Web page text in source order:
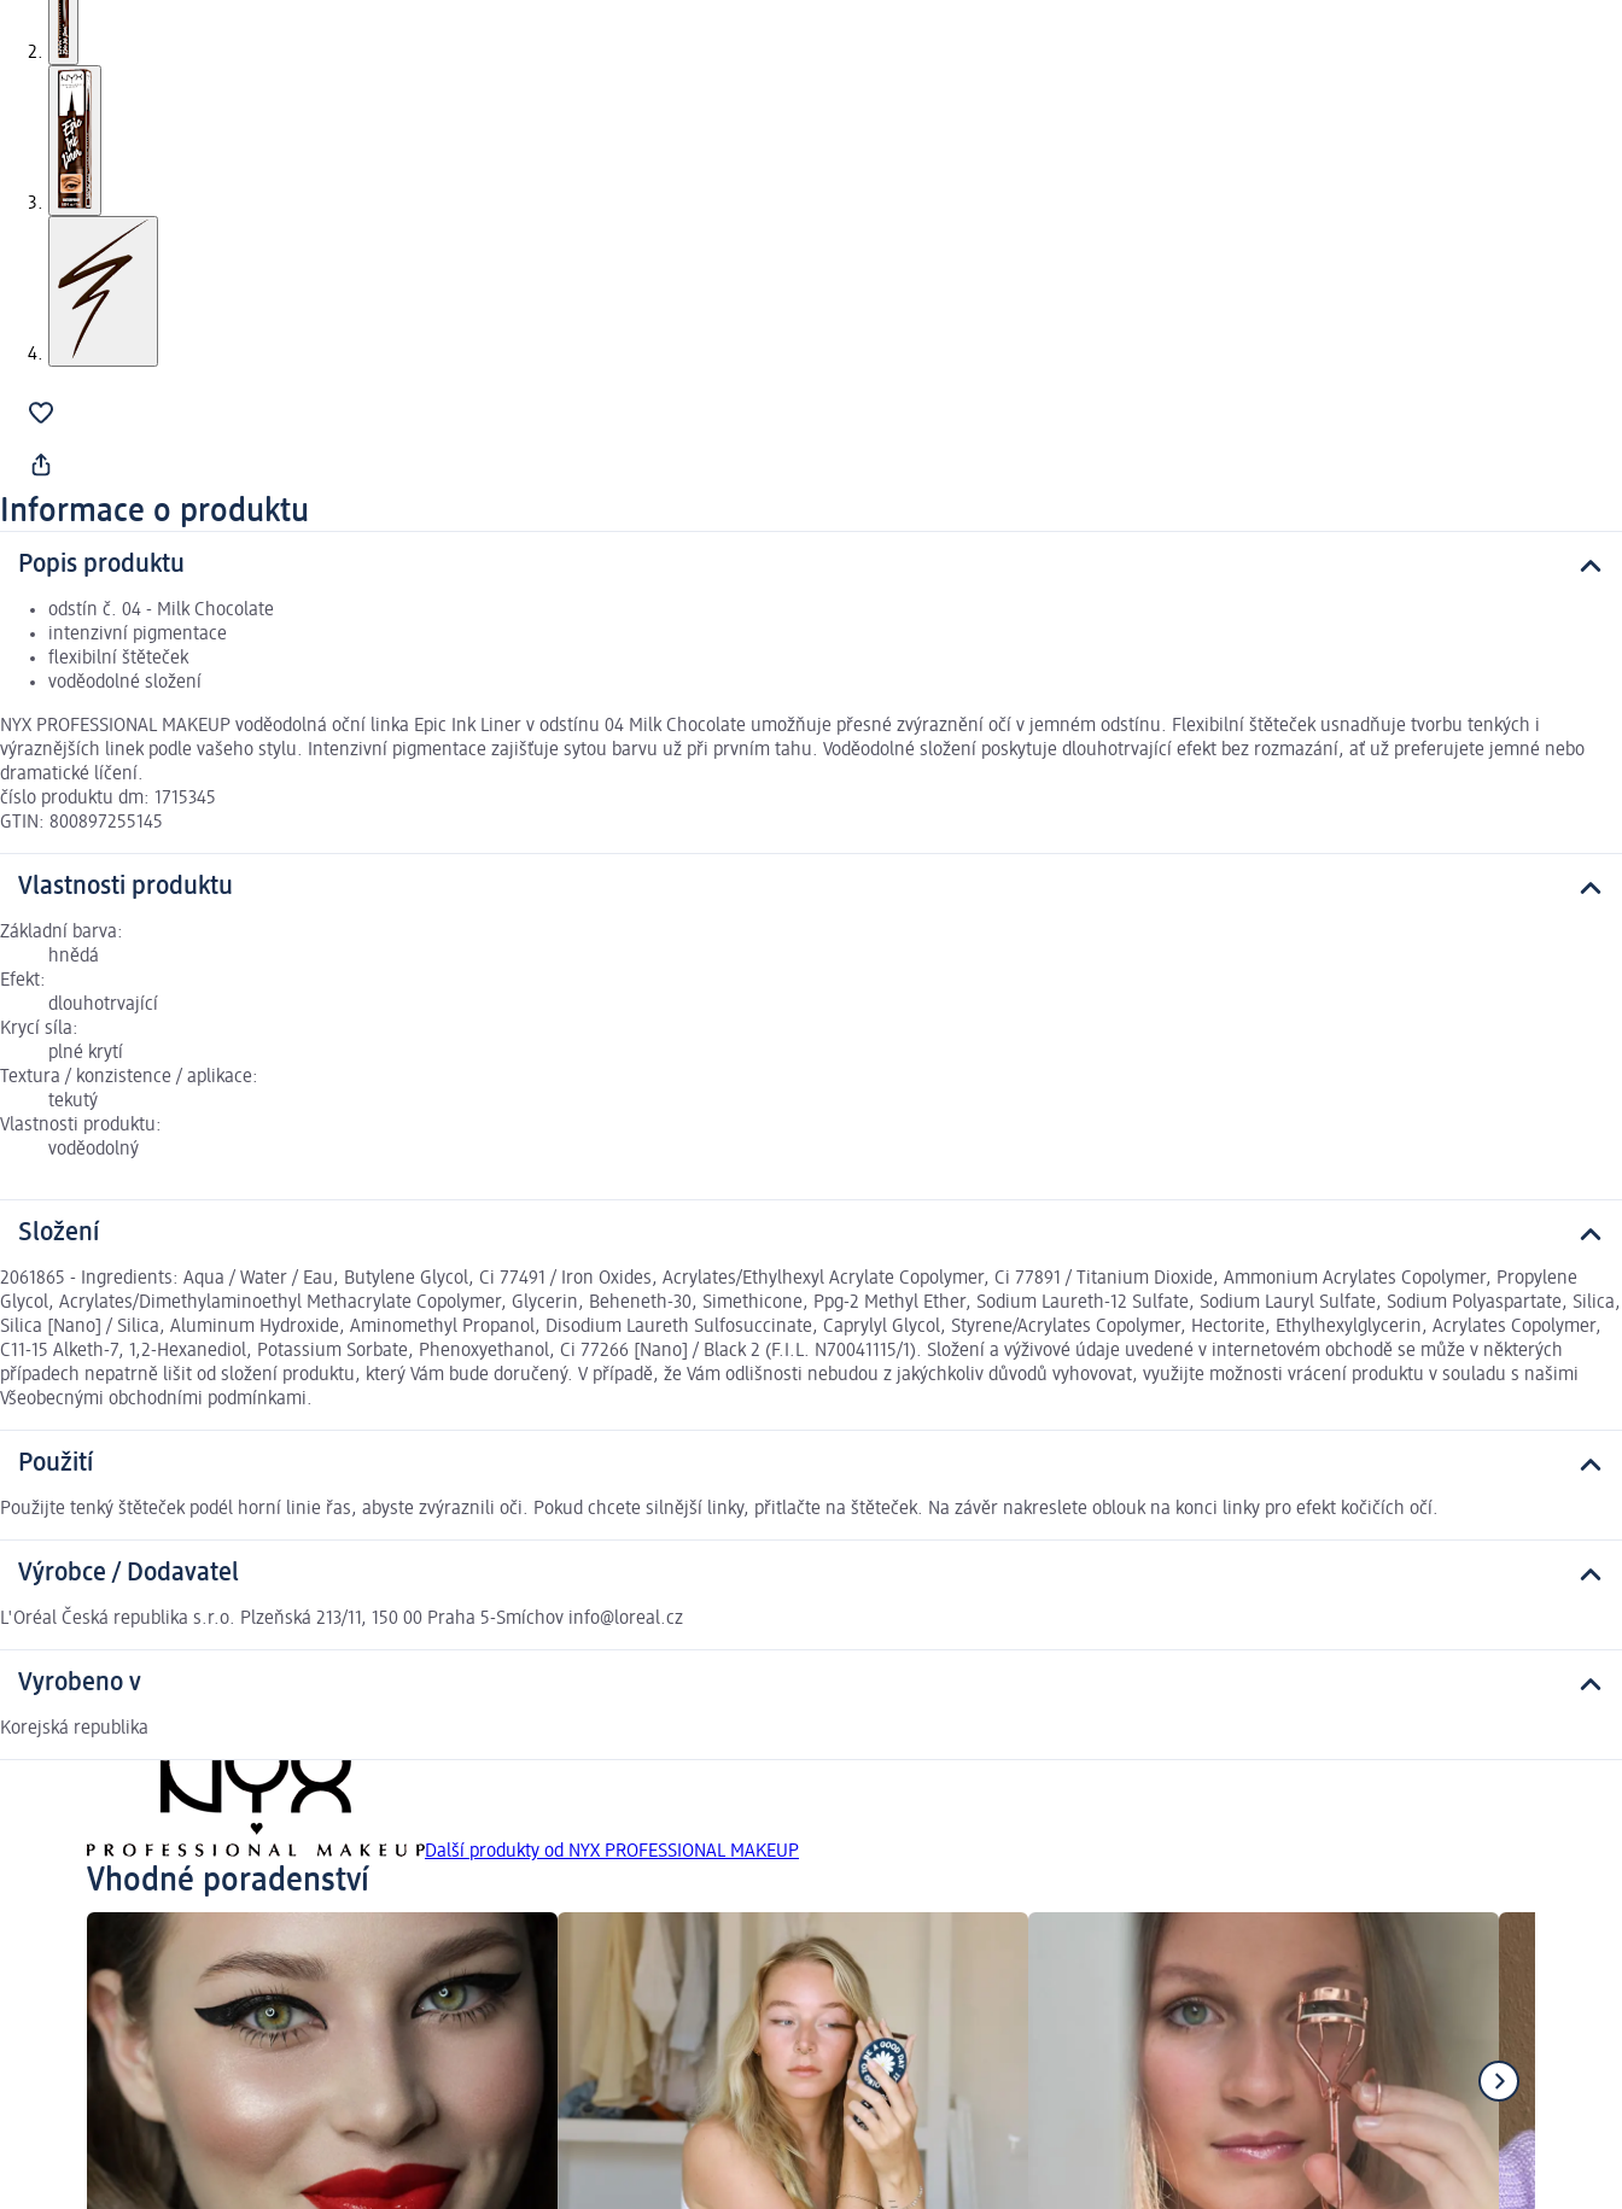
Informace o produktu
Popis produktu
odstín č. 04 - Milk Chocolate
intenzivní pigmentace
flexibilní štěteček
voděodolné složení
NYX PROFESSIONAL MAKEUP voděodolná oční linka Epic Ink Liner v odstínu 04 Milk Chocolate umožňuje přesné zvýraznění očí v jemném odstínu. Flexibilní štěteček usnadňuje tvorbu tenkých i
výraznějších linek podle vašeho stylu. Intenzivní pigmentace zajišťuje sytou barvu už při prvním tahu. Voděodolné složení poskytuje dlouhotrvající efekt bez rozmazání, ať už preferujete jemné nebo
dramatické líčení.
číslo produktu dm: 1715345
GTIN: 800897255145
Vlastnosti produktu
Základní barva:
hnědá
Efekt:
dlouhotrvající
Krycí síla:
plné krytí
Textura / konzistence / aplikace:
tekutý
Vlastnosti produktu:
voděodolný
Složení
2061865 - Ingredients: Aqua / Water / Eau, Butylene Glycol, Ci 77491 / Iron Oxides, Acrylates/Ethylhexyl Acrylate Copolymer, Ci 77891 / Titanium Dioxide, Ammonium Acrylates Copolymer, Propylene
Glycol, Acrylates/Dimethylaminoethyl Methacrylate Copolymer, Glycerin, Beheneth-30, Simethicone, Ppg-2 Methyl Ether, Sodium Laureth-12 Sulfate, Sodium Lauryl Sulfate, Sodium Polyaspartate, Silica,
Silica [Nano] / Silica, Aluminum Hydroxide, Aminomethyl Propanol, Disodium Laureth Sulfosuccinate, Caprylyl Glycol, Styrene/Acrylates Copolymer, Hectorite, Ethylhexylglycerin, Acrylates Copolymer,
C11-15 Alketh-7, 1,2-Hexanediol, Potassium Sorbate, Phenoxyethanol, Ci 77266 [Nano] / Black 2 (F.I.L. N70041115/1). Složení a výživové údaje uvedené v internetovém obchodě se může v některých
případech nepatrně lišit od složení produktu, který Vám bude doručený. V případě, že Vám odlišnosti nebudou z jakýchkoliv důvodů vyhovovat, využijte možnosti vrácení produktu v souladu s našimi
Všeobecnými obchodními podmínkami.
Použití
Použijte tenký štěteček podél horní linie řas, abyste zvýraznili oči. Pokud chcete silnější linky, přitlačte na štěteček. Na závěr nakreslete oblouk na konci linky pro efekt kočičích očí.
Výrobce / Dodavatel
L'Oréal Česká republika s.r.o. Plzeňská 213/11, 150 00 Praha 5-Smíchov info@loreal.cz
Vyrobeno v
Korejská republika
Další produkty od NYX PROFESSIONAL MAKEUP
Vhodné poradenství